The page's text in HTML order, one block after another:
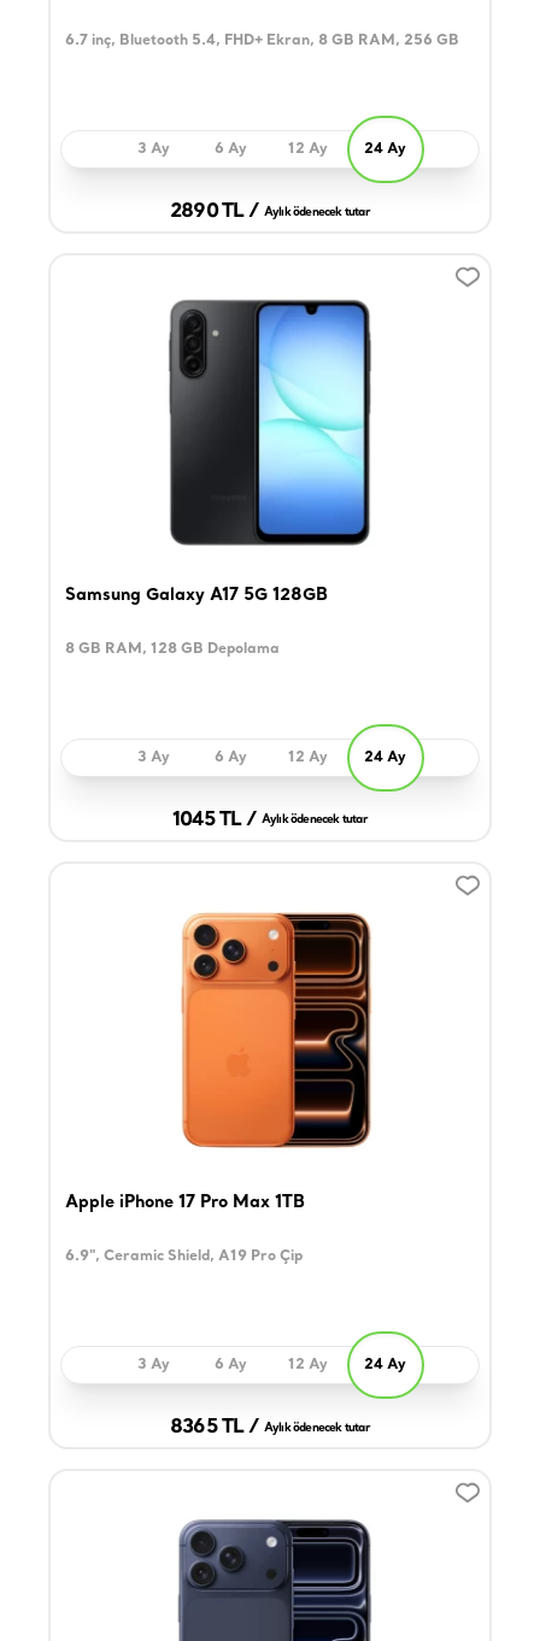
6.7 inç, Bluetooth 5.4, FHD+ Ekran, 8 GB RAM, 256 GB
3 Ay 6 Ay 12 Ay 24 Ay
2890 TL / Aylık ödenecek tutar
Samsung Galaxy A17 5G 128GB
8 GB RAM, 128 GB Depolama
3 Ay 6 Ay 12 Ay 24 Ay
1045 TL / Aylık ödenecek tutar
Apple iPhone 17 Pro Max 1TB
6.9", Ceramic Shield, A19 Pro Çip
3 Ay 6 Ay 12 Ay 24 Ay
8365 TL / Aylık ödenecek tutar